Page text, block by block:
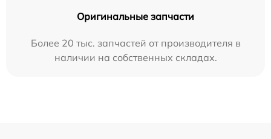
Оригинальные запчасти
Более 20 тыс. запчастей от производителя в
наличии на собственных складах.